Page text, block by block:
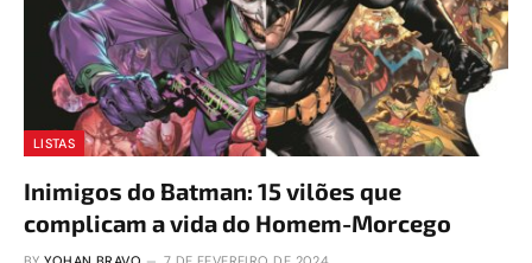
LISTAS
Inimigos do Batman: 15 vilões que
complicam a vida do Homem-Morcego